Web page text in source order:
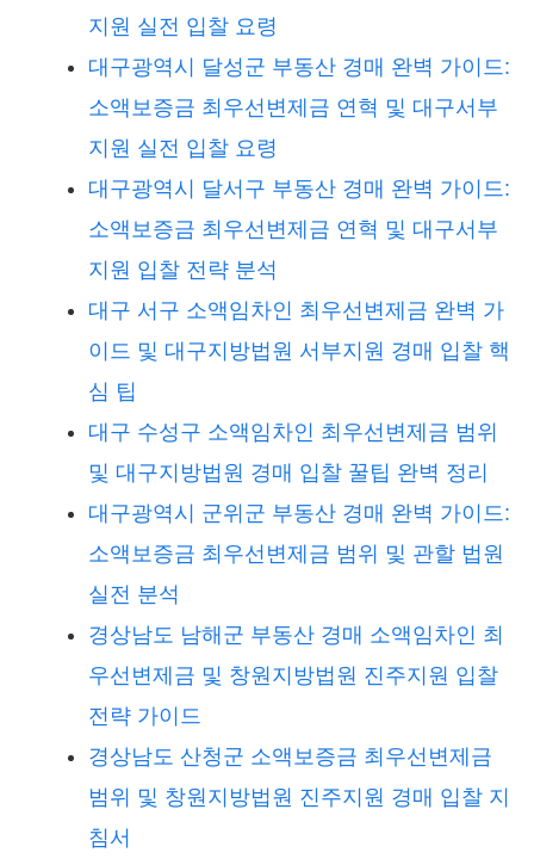
지원 실전 입찰 요령
대구광역시 달성군 부동산 경매 완벽 가이드:
소액보증금 최우선변제금 연혁 및 대구서부
지원 실전 입찰 요령
대구광역시 달서구 부동산 경매 완벽 가이드:
소액보증금 최우선변제금 연혁 및 대구서부
지원 입찰 전략 분석
대구 서구 소액임차인 최우선변제금 완벽 가
이드 및 대구지방법원 서부지원 경매 입찰 핵
심 팁
대구 수성구 소액임차인 최우선변제금 범위
및 대구지방법원 경매 입찰 꿀팁 완벽 정리
대구광역시 군위군 부동산 경매 완벽 가이드:
소액보증금 최우선변제금 범위 및 관할 법원
실전 분석
경상남도 남해군 부동산 경매 소액임차인 최
우선변제금 및 창원지방법원 진주지원 입찰
전략 가이드
경상남도 산청군 소액보증금 최우선변제금
범위 및 창원지방법원 진주지원 경매 입찰 지
침서